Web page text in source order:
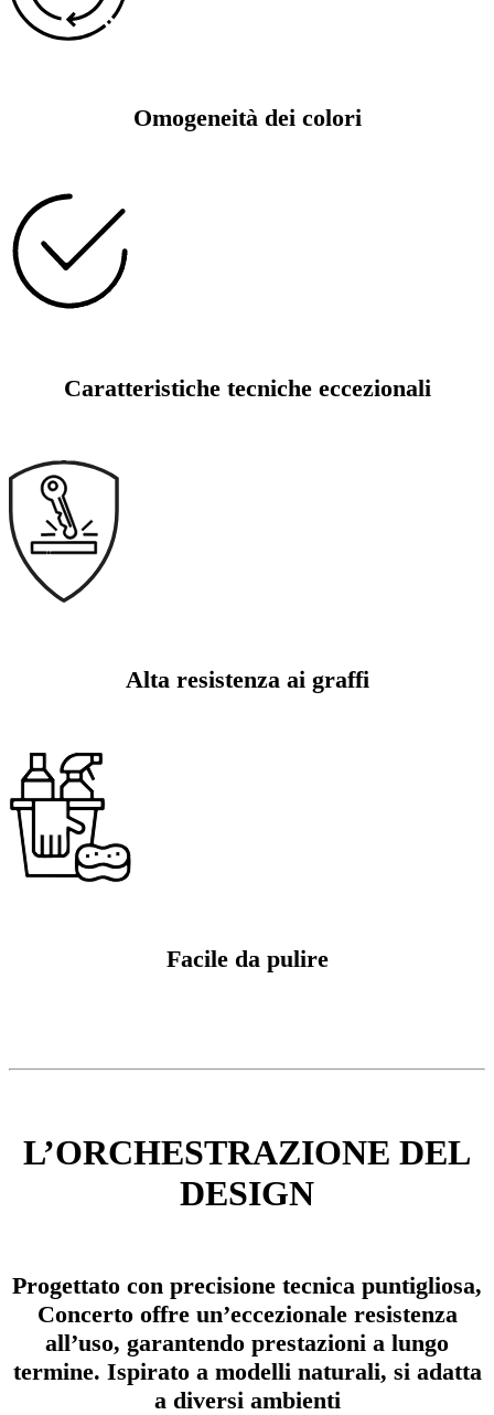
Omogeneità dei colori
Caratteristiche tecniche eccezionali
Alta resistenza ai graffi
Facile da pulire
L’ORCHESTRAZIONE DEL
DESIGN
Progettato con precisione tecnica puntigliosa,
Concerto offre un’eccezionale resistenza
all’uso, garantendo prestazioni a lungo
termine. Ispirato a modelli naturali, si adatta
a diversi ambienti